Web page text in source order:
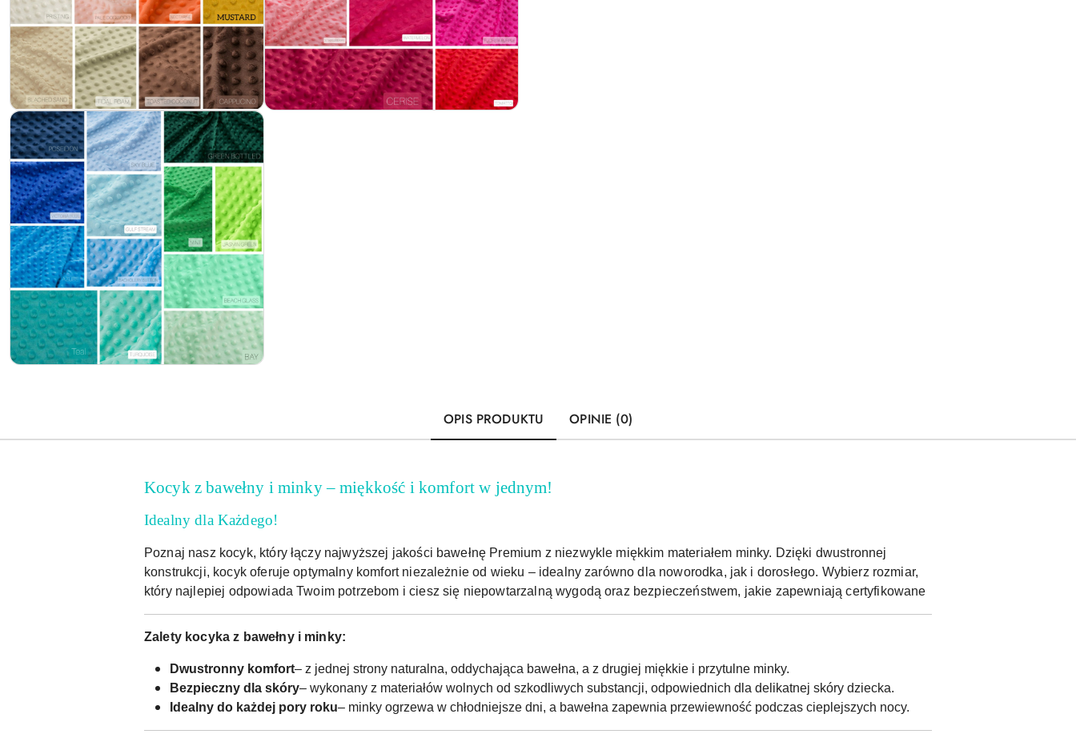
OPIS PRODUKTU OPINIE (0)
Kocyk z bawełny i minky – miękkość i komfort w jednym!
Idealny dla Każdego!
Poznaj nasz kocyk, który łączy najwyższej jakości bawełnę Premium z niezwykle miękkim materiałem minky. Dzięki dwustronnej
konstrukcji, kocyk oferuje optymalny komfort niezależnie od wieku – idealny zarówno dla noworodka, jak i dorosłego. Wybierz rozmiar,
który najlepiej odpowiada Twoim potrzebom i ciesz się niepowtarzalną wygodą oraz bezpieczeństwem, jakie zapewniają certyfikowane
Zalety kocyka z bawełny i minky:
Dwustronny komfort– z jednej strony naturalna, oddychająca bawełna, a z drugiej miękkie i przytulne minky.
Bezpieczny dla skóry– wykonany z materiałów wolnych od szkodliwych substancji, odpowiednich dla delikatnej skóry dziecka.
Idealny do każdej pory roku– minky ogrzewa w chłodniejsze dni, a bawełna zapewnia przewiewność podczas cieplejszych nocy.